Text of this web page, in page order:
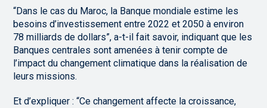
“Dans le cas du Maroc, la Banque mondiale estime les
besoins d’investissement entre 2022 et 2050 à environ
78 milliards de dollars”, a-t-il fait savoir, indiquant que les
Banques centrales sont amenées à tenir compte de
l’impact du changement climatique dans la réalisation de
leurs missions.
Et d’expliquer : “Ce changement affecte la croissance,